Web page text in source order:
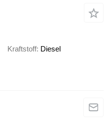
Kraftstoff Diesel